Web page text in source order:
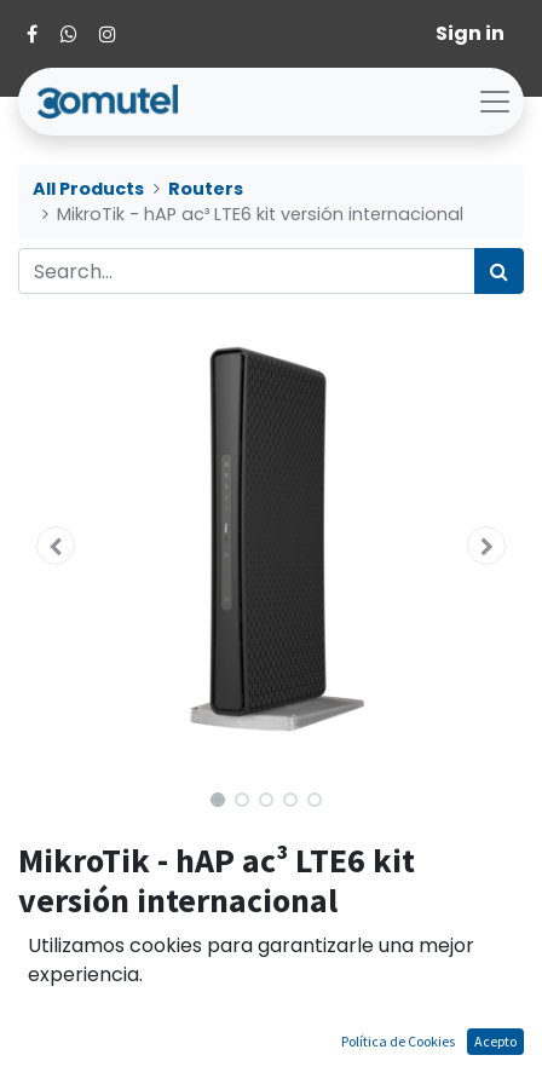
Sign in
All Products
Routers
MikroTik - hAP ac³ LTE6 kit versión internacional
MikroTik - hAP ac³ LTE6 kit
versión internacional
El precio no incluye IGV
Utilizamos cookies para garantizarle una mejor
experiencia.
Política de Cookies Acepto